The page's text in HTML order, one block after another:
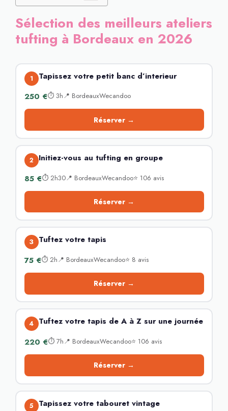
Sélection des meilleurs ateliers
tufting à Bordeaux en 2026
1
Tapissez votre petit banc d’interieur
250 €⏱ 3h📍 BordeauxWecandoo
Réserver →
2 Initiez-vous au tufting en groupe
85 €⏱ 2h30📍 BordeauxWecandoo⭐ 106 avis
Réserver →
3 Tuftez votre tapis
75 €⏱ 2h📍 BordeauxWecandoo⭐ 8 avis
Réserver →
4 Tuftez votre tapis de A à Z sur une journée
220 €⏱ 7h📍 BordeauxWecandoo⭐ 106 avis
Réserver →
5 Tapissez votre tabouret vintage